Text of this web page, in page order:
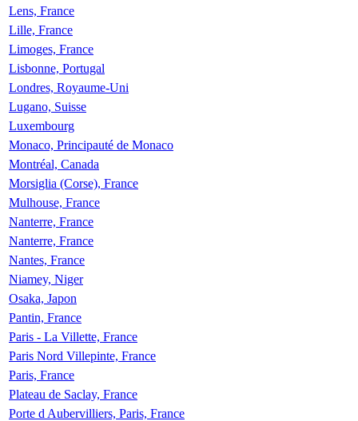
Lens, France
Lille, France
Limoges, France
Lisbonne, Portugal
Londres, Royaume-Uni
Lugano, Suisse
Luxembourg
Monaco, Principauté de Monaco
Montréal, Canada
Morsiglia (Corse), France
Mulhouse, France
Nanterre, France
Nanterre, France
Nantes, France
Niamey, Niger
Osaka, Japon
Pantin, France
Paris - La Villette, France
Paris Nord Villepinte, France
Paris, France
Plateau de Saclay, France
Porte d Aubervilliers, Paris, France